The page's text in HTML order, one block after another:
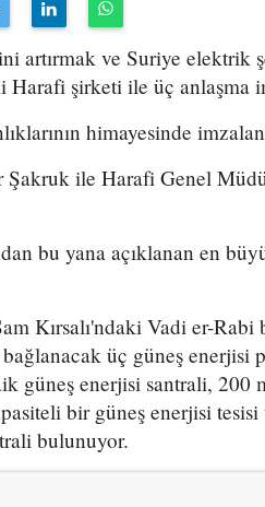
ve Suriye elektrik
şirketi ile üç anlaşma
himayesinde
ile Harafi Genel
bu yana açıklanan en
Kırsalı'ndaki Vadi er-
üç güneş enerjisi
güneş enerjisi santrali, 200
bir güneş enerjisi
bulunuyor.